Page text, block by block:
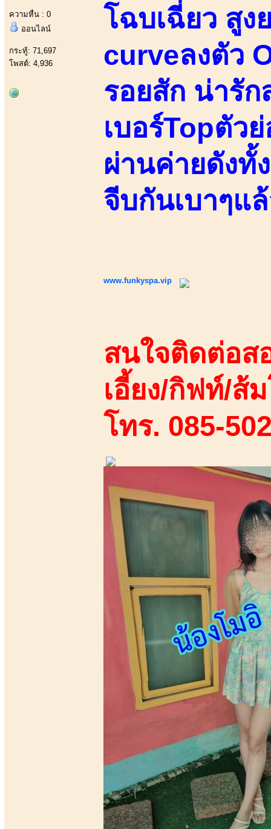
ความหื่น : 0
ออนไลน์
กระทู้: 71,697
โพสต์: 4,936
โฉบเฉี่ยว สูง
curveลงตัว
รอยสัก น่ารั
เบอร์Topตัว
ผ่านค่ายดังทั้
จีบกันเบาๆแ
www.funkyspa.vip
สนใจติดต่อส
เอี้ยง/กิฟท์/ส้
โทร. 085-